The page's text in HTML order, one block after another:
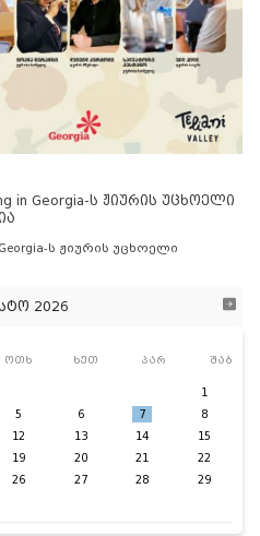
in Georgia-ს ჟიურის უცხოელი
Georgia-ს ჟიურის უცხოელი
2026
ოთხ ხუთ პარ შაბ
1
5 6 7
8
12 13 14
15
19 20 21
22
26 27 28
29